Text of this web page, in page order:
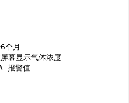
个月
幕显示气体浓度
报警值